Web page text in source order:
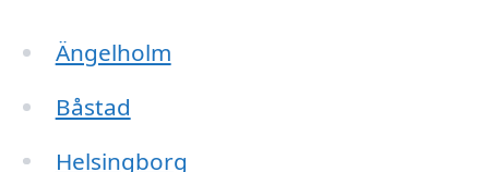
Ängelholm
Båstad
Helsingborg